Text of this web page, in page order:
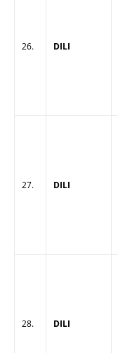
26. DILI
27. DILI
28. DILI